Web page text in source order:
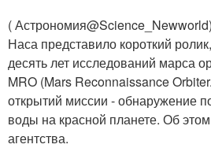
(
Наса представило короткий
десять лет исследований марса
MRO (Mars Reconnaissance
открытий миссии - обнаружение
воды на красной планете. Об
агентства.